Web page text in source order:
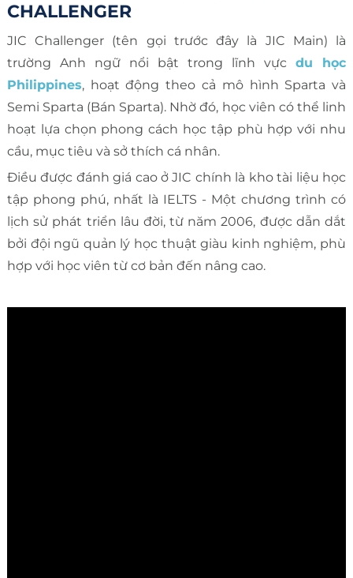
CHALLENGER
JIC Challenger (tên gọi trước đây là JIC Main) là
trường Anh ngữ nổi bật trong lĩnh vựcdu học
Philippines, hoạt động theo cả mô hình Sparta và
Semi Sparta (Bán Sparta). Nhờ đó, học viên có thể linh
hoạt lựa chọn phong cách học tập phù hợp với nhu
cầu, mục tiêu và sở thích cá nhân.
Điều được đánh giá cao ở JIC chính là kho tài liệu học
tập phong phú, nhất là IELTS - Một chương trình có
lịch sử phát triển lâu đời, từ năm 2006, được dẫn dắt
bởi đội ngũ quản lý học thuật giàu kinh nghiệm, phù
hợp với học viên từ cơ bản đến nâng cao.